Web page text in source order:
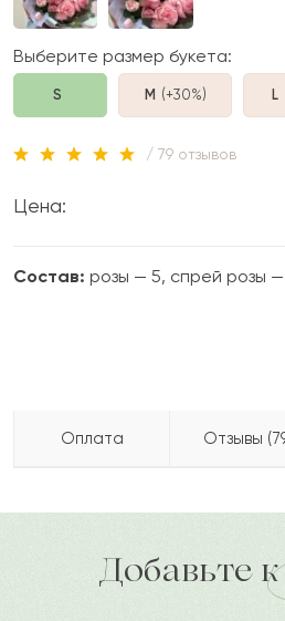
Выберите размер букета:
S M (+30%) L
/ 79 отзывов
Цена:
Состав: розы — 5, спрей розы —
Оплата Отзывы
доставка по городу в
Д Диодора
Добавьте к